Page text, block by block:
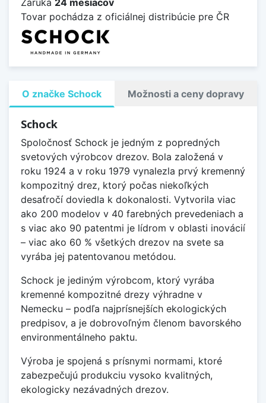
Záruka 24 mesiacov
Tovar pochádza z oficiálnej distribúcie pre ČR
O značke Schock Možnosti a ceny dopravy
Schock
Spoločnosť Schock je jedným z popredných
svetových výrobcov drezov. Bola založená v
roku 1924 a v roku 1979 vynalezla prvý kremenný
kompozitný drez, ktorý počas niekoľkých
desaťročí doviedla k dokonalosti. Vytvorila viac
ako 200 modelov v 40 farebných prevedeniach a
s viac ako 90 patentmi je lídrom v oblasti inovácií
– viac ako 60 % všetkých drezov na svete sa
vyrába jej patentovanou metódou.
Schock je jediným výrobcom, ktorý vyrába
kremenné kompozitné drezy výhradne v
Nemecku – podľa najprísnejších ekologických
predpisov, a je dobrovoľným členom bavorského
environmentálneho paktu.
Výroba je spojená s prísnymi normami, ktoré
zabezpečujú produkciu vysoko kvalitných,
ekologicky nezávadných drezov.